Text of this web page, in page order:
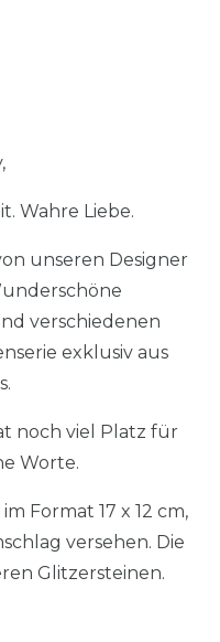
Wahre Liebe.
unseren Designer
verschiedenen
exklusiv aus
noch viel Platz für
Worte.
Format 17 x 12 cm,
versehen. Die
Glitzersteinen.